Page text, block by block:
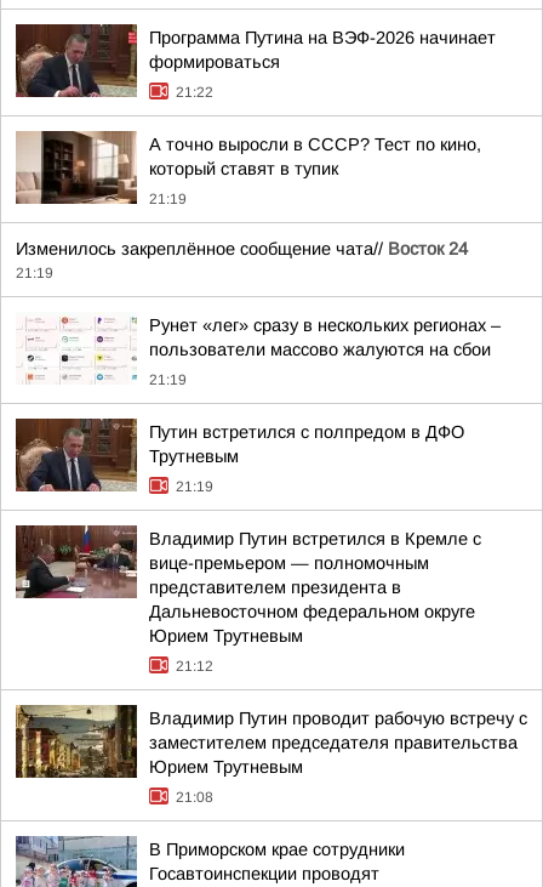
Программа Путина на ВЭФ-2026 начинает
формироваться
21:22
А точно выросли в СССР? Тест по кино,
который ставят в тупик
21:19
Изменилось закреплённое сообщение чата// Восток 24
21:19
Рунет «лег» сразу в нескольких регионах –
пользователи массово жалуются на сбои
21:19
Путин встретился с полпредом в ДФО
Трутневым
21:19
Владимир Путин встретился в Кремле с
вице-премьером — полномочным
представителем президента в
Дальневосточном федеральном округе
Юрием Трутневым
21:12
Владимир Путин проводит рабочую встречу с
заместителем председателя правительства
Юрием Трутневым
21:08
В Приморском крае сотрудники
Госавтоинспекции проводят